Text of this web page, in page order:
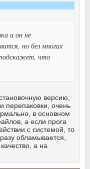
и он не
но без многих
что
версию,
перепаковки, очень
в основном
а если прога
с системой, то
обламывается,
а на